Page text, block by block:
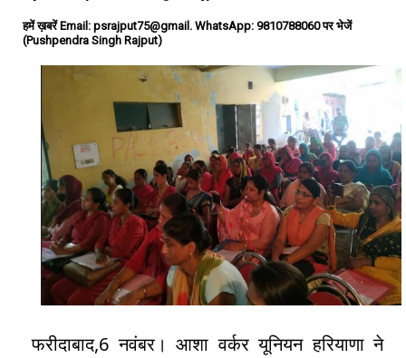
हमें ख़बरें Email: psrajput75@gmail. WhatsApp: 9810788060 पर भेजें
(Pushpendra Singh Rajput)
फरीदाबाद,6 नवंबर। आशा वर्कर यूनियन हरियाणा ने